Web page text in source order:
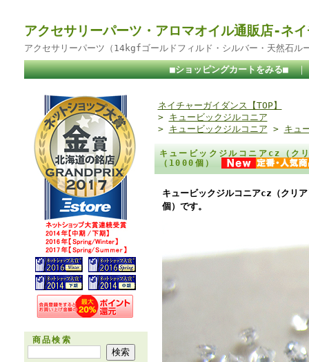
アクセサリーパーツ・アロマオイル通販店-ネ
アクセサリーパーツ（14kgfゴールドフィルド・シルバー・天然石ル
■ショッピングカートをみる■
商品検索
ネイチャーガイダンス【TOP】
> キュービックジルコニア
> キュービックジルコニア > キュ
キュービックジルコニアcz（ク
（1000個）
キュービックジルコニアcz（クリ
個）です。